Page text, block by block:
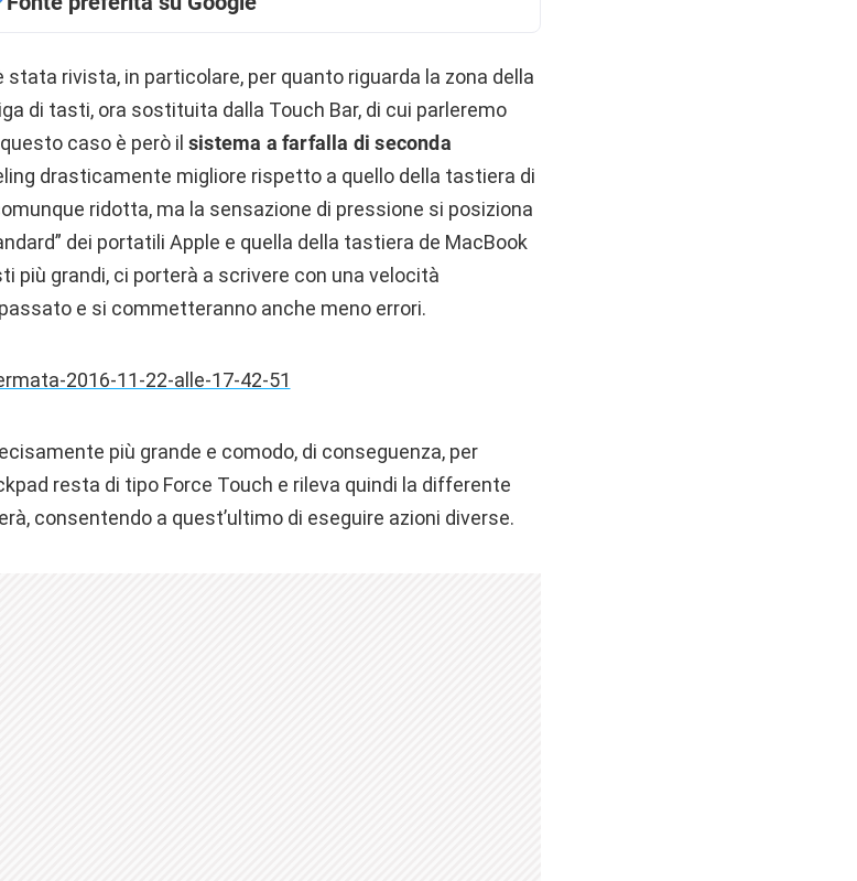
stata rivista, in particolare, per quanto riguarda la zona della
di tasti, ora sostituita dalla Touch Bar, di cui parleremo
caso è però il sistema a farfalla di seconda
drasticamente migliore rispetto a quello della tastiera di
ridotta, ma la sensazione di pressione si posiziona
dei portatili Apple e quella della tastiera de MacBook
più grandi, ci porterà a scrivere con una velocità
e si commetteranno anche meno errori.
più grande e comodo, di conseguenza, per
resta di tipo Force Touch e rileva quindi la differente
consentendo a quest’ultimo di eseguire azioni diverse.